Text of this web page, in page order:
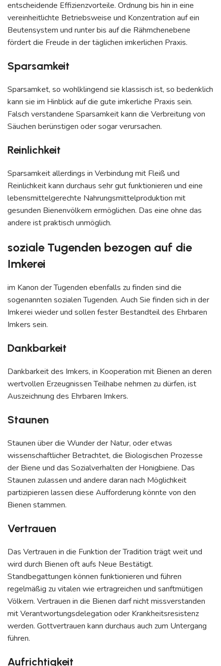
entscheidende Effizienzvorteile. Ordnung bis hin in eine
vereinheitlichte Betriebsweise und Konzentration auf ein
Beutensystem und runter bis auf die Rähmchenebene
fördert die Freude in der täglichen imkerlichen Praxis.
Sparsamkeit
Sparsamket, so wohlklingend sie klassisch ist, so bedenklich
kann sie im Hinblick auf die gute imkerliche Praxis sein.
Falsch verstandene Sparsamkeit kann die Verbreitung von
Säuchen berünstigen oder sogar verursachen.
Reinlichkeit
Sparsamkeit allerdings in Verbindung mit Fleiß und
Reinlichkeit kann durchaus sehr gut funktionieren und eine
lebensmittelgerechte Nahrungsmittelproduktion mit
gesunden Bienenvölkern ermöglichen. Das eine ohne das
andere ist praktisch unmöglich.
soziale Tugenden bezogen auf die
Imkerei
im Kanon der Tugenden ebenfalls zu finden sind die
sogenannten sozialen Tugenden. Auch Sie finden sich in der
Imkerei wieder und sollen fester Bestandteil des Ehrbaren
Imkers sein.
Dankbarkeit
Dankbarkeit des Imkers, in Kooperation mit Bienen an deren
wertvollen Erzeugnissen Teilhabe nehmen zu dürfen, ist
Auszeichnung des Ehrbaren Imkers.
Staunen
Staunen über die Wunder der Natur, oder etwas
wissenschaftlicher Betrachtet, die Biologischen Prozesse
der Biene und das Sozialverhalten der Honigbiene. Das
Staunen zulassen und andere daran nach Möglichkeit
partizipieren lassen diese Aufforderung könnte von den
Bienen stammen.
Vertrauen
Das Vertrauen in die Funktion der Tradition trägt weit und
wird durch Bienen oft aufs Neue Bestätigt.
Standbegattungen können funktionieren und führen
regelmäßig zu vitalen wie ertragreichen und sanftmütigen
Völkern. Vertrauen in die Bienen darf nicht missverstanden
mit Verantwortungsdelegation oder Krankheitsresistenz
werden. Gottvertrauen kann durchaus auch zum Untergang
führen.
Aufrichtigkeit